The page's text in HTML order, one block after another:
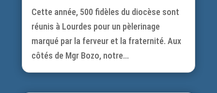
Cette année, 500 fidèles du diocèse sont
réunis à Lourdes pour un pèlerinage
marqué par la ferveur et la fraternité. Aux
côtés de Mgr Bozo, notre...